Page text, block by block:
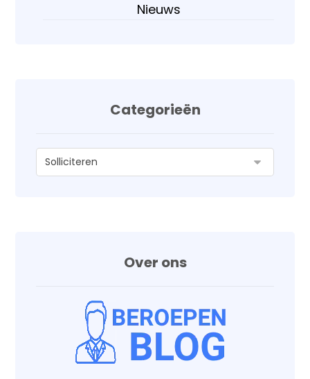
Nieuws
Categorieën
Over ons